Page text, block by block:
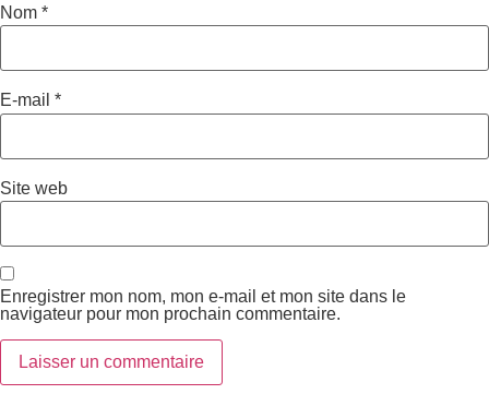
Nom *
E-mail *
Site web
Enregistrer mon nom, mon e-mail et mon site dans le
navigateur pour mon prochain commentaire.